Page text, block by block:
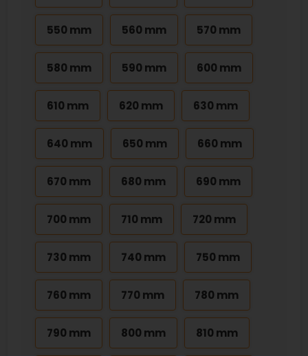
550 mm 560 mm 570 mm
580 mm 590 mm 600 mm
610 mm 620 mm 630 mm
640 mm 650 mm 660 mm
670 mm 680 mm 690 mm
700 mm 710 mm 720 mm
730 mm 740 mm 750 mm
760 mm 770 mm 780 mm
790 mm 800 mm 810 mm